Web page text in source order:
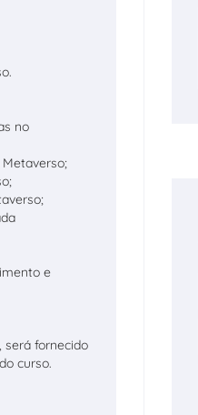
no
e
será fornecido
curso.